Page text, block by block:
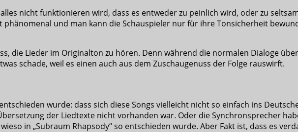
nicht funktionieren wird, dass es entweder zu peinlich wird, oder zu
phänomenal und man kann die Schauspieler nur für ihre Tonsicherheit
die Lieder im Originalton zu hören. Denn während die normalen Dialoge
schade, weil es einen auch aus dem Zuschaugenuss der Folge rauswirft.
wurde: dass sich diese Songs vielleicht nicht so einfach ins
der Liedtexte nicht vorhanden war. Oder die Synchronsprecher
in „Subraum Rhapsody“ so entschieden wurde. Aber Fakt ist, dass es